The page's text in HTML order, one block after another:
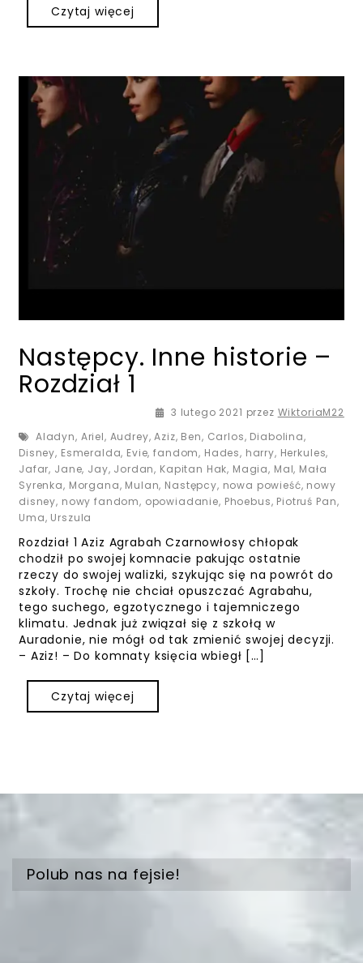
Czytaj więcej
Następcy. Inne historie –
Rozdział 1
3 lutego 2021 29 marca 2021
przez WiktoriaM22
Aladyn, Ariel, Audrey,Aziz, Ben, Carlos, Diabolina,
Disney, Esmeralda, Evie,fandom, Hades, harry, Herkules,
Jafar, Jane, Jay, Jordan, Kapitan Hak, Magia, Mal, Mała
Syrenka, Morgana, Mulan, Następcy, nowa powieść, nowy
disney, nowy fandom, opowiadanie, Phoebus, Piotruś Pan,
Uma, Urszula
Rozdział 1 Aziz Agrabah Czarnowłosy chłopak
chodził po swojej komnacie pakując ostatnie
rzeczy do swojej walizki, szykując się na powrót do
szkoły. Trochę nie chciał opuszczać Agrabahu,
tego suchego, egzotycznego i tajemniczego
klimatu. Jednak już związał się z szkołą w
Auradonie, nie mógł od tak zmienić swojej decyzji.
– Aziz! – Do komnaty księcia wbiegł […]
Czytaj więcej
Polub nas na fejsie!